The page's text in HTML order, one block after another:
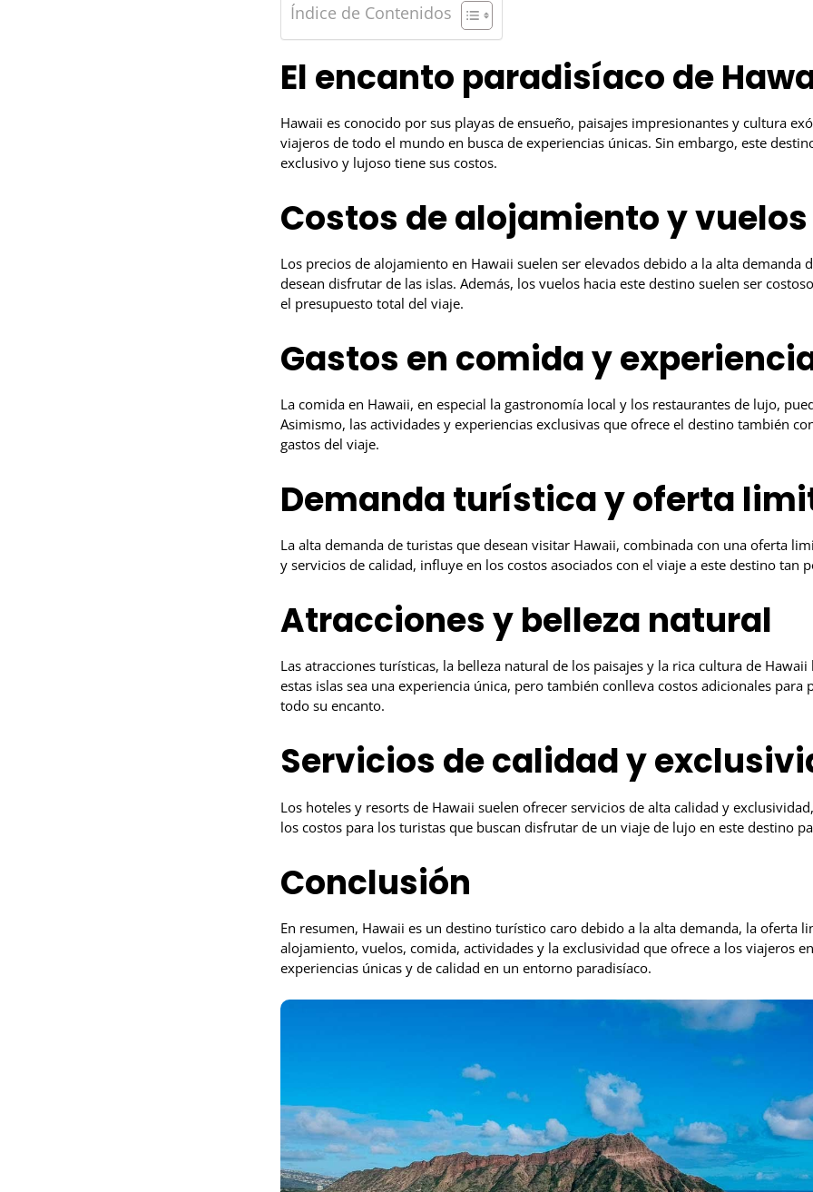
Índice de Contenidos
El encanto paradisíaco de
Hawaii es conocido por sus playas de ensueño, paisajes impresionantes y cultura
viajeros de todo el mundo en busca de experiencias únicas. Sin embargo, este
exclusivo y lujoso tiene sus costos.
Costos de alojamiento y vuelos
Los precios de alojamiento en Hawaii suelen ser elevados debido a la alta demanda
desean disfrutar de las islas. Además, los vuelos hacia este destino suelen ser
el presupuesto total del viaje.
Gastos en comida y
La comida en Hawaii, en especial la gastronomía local y los restaurantes de lujo,
Asimismo, las actividades y experiencias exclusivas que ofrece el destino también
gastos del viaje.
Demanda turística y oferta
La alta demanda de turistas que desean visitar Hawaii, combinada con una oferta
y servicios de calidad, influye en los costos asociados con el viaje a este destino tan
Atracciones y belleza natural
Las atracciones turísticas, la belleza natural de los paisajes y la rica cultura de Hawaii
estas islas sea una experiencia única, pero también conlleva costos adicionales para
todo su encanto.
Servicios de calidad y
Los hoteles y resorts de Hawaii suelen ofrecer servicios de alta calidad y
los costos para los turistas que buscan disfrutar de un viaje de lujo en este destino
Conclusión
En resumen, Hawaii es un destino turístico caro debido a la alta demanda, la oferta
alojamiento, vuelos, comida, actividades y la exclusividad que ofrece a los viajeros
experiencias únicas y de calidad en un entorno paradisíaco.